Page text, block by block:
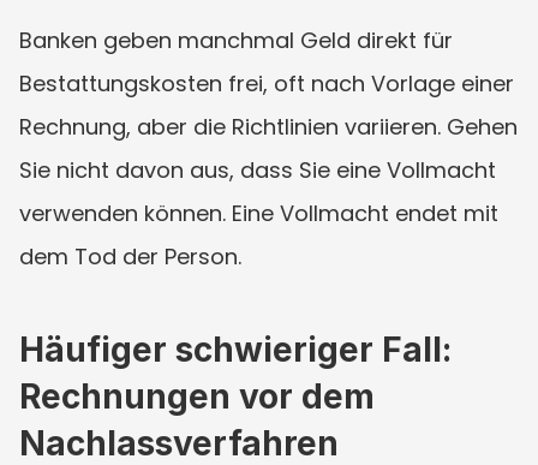
Banken geben manchmal Geld direkt für
Bestattungskosten frei, oft nach Vorlage einer
Rechnung, aber die Richtlinien variieren. Gehen
Sie nicht davon aus, dass Sie eine Vollmacht
verwenden können. Eine Vollmacht endet mit
dem Tod der Person.
Häufiger schwieriger Fall:
Rechnungen vor dem
Nachlassverfahren